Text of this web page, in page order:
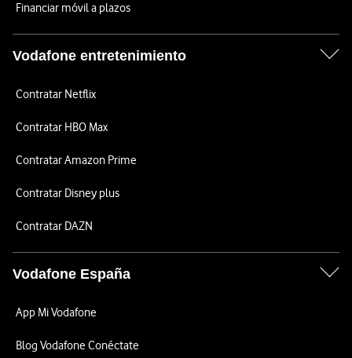
Financiar móvil a plazos
Vodafone entretenimiento
Contratar Netflix
Contratar HBO Max
Contratar Amazon Prime
Contratar Disney plus
Contratar DAZN
Vodafone España
App Mi Vodafone
Blog Vodafone Conéctate